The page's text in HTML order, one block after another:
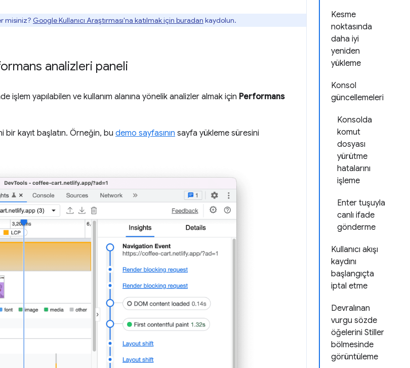
Kesme
noktasında
daha iyi
yeniden
yükleme
Konsol
güncellemeleri
Konsolda
komut
dosyası
yürütme
hatalarını
işleme
Enter tuşuyla
canlı ifade
gönderme
Kullanıcı akışı
kaydını
başlangıçta
iptal etme
Devralınan
vurgu sözde
öğelerini Stiller
bölmesinde
görüntüleme
misiniz? Google Kullanıcı Araştırması'na katılmak için buradan kaydolun.
analizleri paneli
işlem yapılabilen ve kullanım alanına yönelik analizler almak için Performans
bir kayıt başlatın. Örneğin, bu demo sayfasının sayfa yükleme süresini